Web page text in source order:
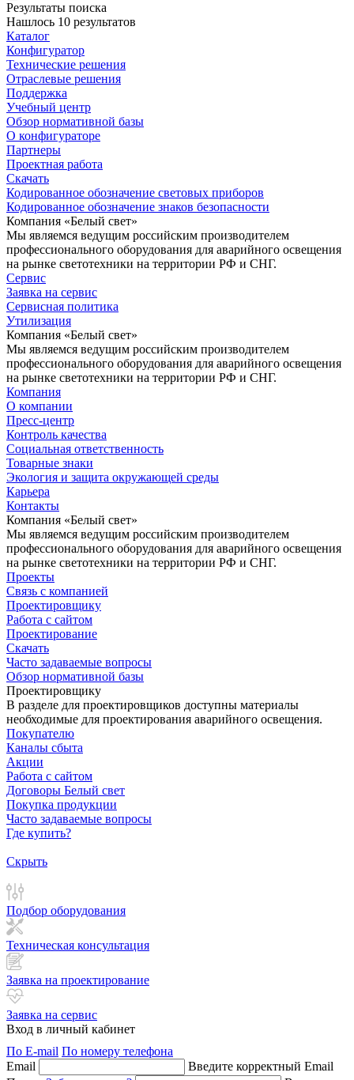
Результаты поиска
Нашлось 10 результатов
Каталог
Конфигуратор
Технические решения
Отраслевые решения
Поддержка
Учебный центр
Обзор нормативной базы
О конфигураторе
Партнеры
Проектная работа
Скачать
Кодированное обозначение световых приборов
Кодированное обозначение знаков безопасности
Компания «Белый свет»
Мы являемся ведущим российским производителем
профессионального оборудования для аварийного освещения
на рынке светотехники на территории РФ и СНГ.
Сервис
Заявка на сервис
Сервисная политика
Утилизация
Компания «Белый свет»
Мы являемся ведущим российским производителем
профессионального оборудования для аварийного освещения
на рынке светотехники на территории РФ и СНГ.
Компания
О компании
Пресс-центр
Контроль качества
Социальная ответственность
Товарные знаки
Экология и защита окружающей среды
Карьера
Контакты
Компания «Белый свет»
Мы являемся ведущим российским производителем
профессионального оборудования для аварийного освещения
на рынке светотехники на территории РФ и СНГ.
Проекты
Связь с компанией
Проектировщику
Работа с сайтом
Проектирование
Скачать
Часто задаваемые вопросы
Обзор нормативной базы
Проектировщику
В разделе для проектировщиков доступны материалы
необходимые для проектирования аварийного освещения.
Покупателю
Каналы сбыта
Акции
Работа с сайтом
Договоры Белый свет
Покупка продукции
Часто задаваемые вопросы
Где купить?
Скрыть
Подбор оборудования
Техническая консультация
Заявка на проектирование
Заявка на сервис
Вход в личный кабинет
По E-mail По номеру телефона
Email
Введите корректный Email